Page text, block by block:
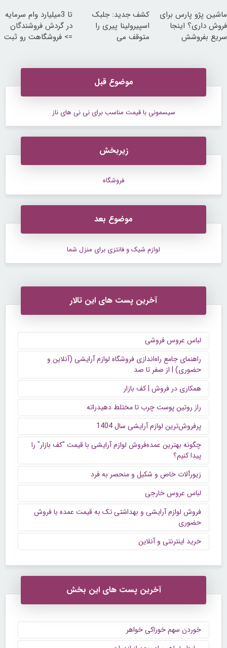
ماشین پژو پارس برای
فروش داری؟ اینجا
سریع بفروشش
کشف جدید: جلبک
اسپیرولینا پیری را
متوقف می
تا 3میلیارد وام سرمایه
در گردش فروشندگان
=> فروشگاهت رو ثبت
موضوع قبل
سیسمونی با قیمت مناسب برای نی نی های ناز
زیربخش
فروشگاه
موضوع بعد
لوازم شیک و فانتزی برای منزل شما
آخرین پست های این تالار
لباس عروس فروشی
راهنمای جامع راه‌اندازی فروشگاه لوازم آرایشی (آنلاین و
حضوری) | از صفر تا صد
همکاری در فروش | کف بازار
راز روتین پوست چرب تا مختلط دهیدراته
پرفروش‌ترین لوازم آرایشی سال 1404
چگونه بهترین عمده‌فروش لوازم آرایشی با قیمت "کف بازار" را
پیدا کنیم؟
زیورآلات خاص و شکیل و منحصر به فرد
لباس عروس خارجی
فروش لوازم آرایشی و بهداشتی تک به قیمت عمده با فروش
حضوری
خرید اینترنتی و آنلاین
آخرین پست های این بخش
خوردن سهم خوراکی خواهر